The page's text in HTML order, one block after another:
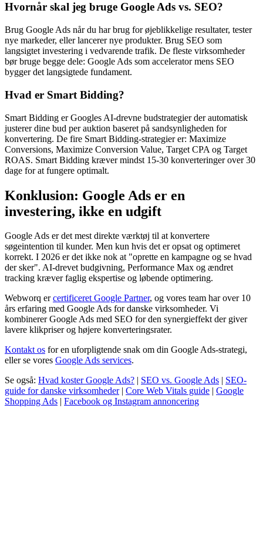
Hvornår skal jeg bruge Google Ads vs. SEO?
Brug Google Ads når du har brug for øjeblikkelige resultater, tester
nye markeder, eller lancerer nye produkter. Brug SEO som
langsigtet investering i vedvarende trafik. De fleste virksomheder
bør bruge begge dele: Google Ads som accelerator mens SEO
bygger det langsigtede fundament.
Hvad er Smart Bidding?
Smart Bidding er Googles AI-drevne budstrategier der automatisk
justerer dine bud per auktion baseret på sandsynligheden for
konvertering. De fire Smart Bidding-strategier er: Maximize
Conversions, Maximize Conversion Value, Target CPA og Target
ROAS. Smart Bidding kræver mindst 15-30 konverteringer over 30
dage for at fungere optimalt.
Konklusion: Google Ads er en
investering, ikke en udgift
Google Ads er det mest direkte værktøj til at konvertere
søgeintention til kunder. Men kun hvis det er opsat og optimeret
korrekt. I 2026 er det ikke nok at "oprette en kampagne og se hvad
der sker". AI-drevet budgivning, Performance Max og ændret
tracking kræver faglig ekspertise og løbende optimering.
Webworq ercertificeret Google Partner, og vores team har over 10
års erfaring med Google Ads for danske virksomheder. Vi
kombinerer Google Ads med SEO for den synergieffekt der giver
lavere klikpriser og højere konverteringsrater.
Kontakt os for en uforpligtende snak om din Google Ads-strategi,
eller se vores Google Ads services.
Se også: Hvad koster Google Ads? SEO vs. Google Ads
SEO-
guide for danske virksomheder| Core Web Vitals guide
Google
Shopping Ads
Facebook og Instagram annoncering